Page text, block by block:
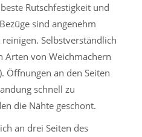
Rutschfestigkeit und
sind angenehm
Selbstverständlich
Arten von Weichmachern
Öffnungen an den Seiten
schnell zu
die Nähte geschont.
an drei Seiten des